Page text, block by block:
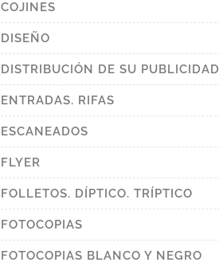
COJINES
DISEÑO
DISTRIBUCIÓN DE SU PUBLICIDAD
ENTRADAS. RIFAS
ESCANEADOS
FLYER
FOLLETOS. DÍPTICO. TRÍPTICO
FOTOCOPIAS
FOTOCOPIAS BLANCO Y NEGRO